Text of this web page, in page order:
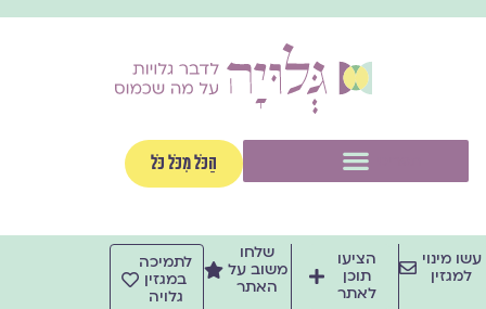
הַכֹּל מִכֹּל כֹּל
עשו מינוי
למגזין
הציעו
תוכן
לאתר
שלחו
משוב על
האתר
לתמיכה
במגזין
גלויה